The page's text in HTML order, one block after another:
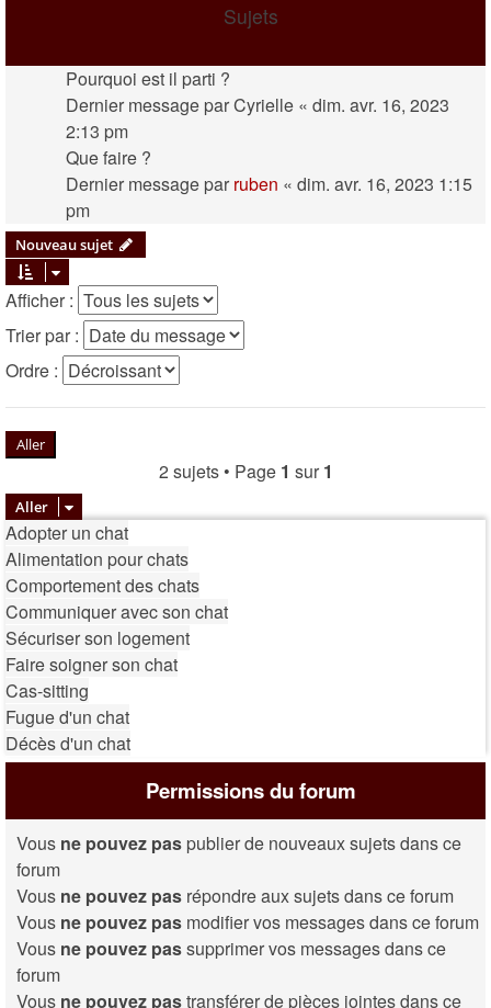
Sujets
Pourquoi est il parti ?
Dernier message parCyrielle « dim. avr. 16, 2023
2:13 pm
Que faire ?
Dernier message par ruben « dim. avr. 16, 2023 1:15
pm
Nouveau sujet
Afficher :
Trier par :
Ordre :
2 sujets • Page 1 sur 1
Aller
Adopter un chat
Alimentation pour chats
Comportement des chats
Communiquer avec son chat
Sécuriser son logement
Faire soigner son chat
Cas-sitting
Fugue d'un chat
Décès d'un chat
Permissions du forum
Vous ne pouvez pas publier de nouveaux sujets dans ce
forum
Vous ne pouvez pas répondre aux sujets dans ce forum
Vous ne pouvez pas modifier vos messages dans ce forum
Vous ne pouvez passupprimer vos messages dans ce
forum
Vous ne pouvez pastransférer de pièces jointes dans ce